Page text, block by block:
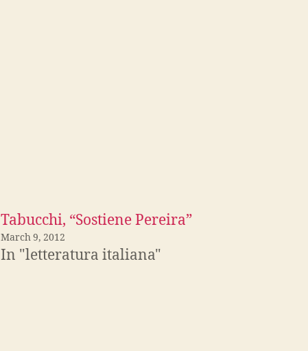
Tabucchi, “Sostiene Pereira”
March 9, 2012
In "letteratura italiana"